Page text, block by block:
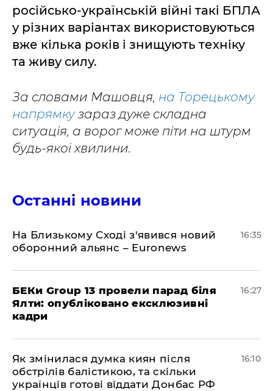
російсько-українській війні такі БПЛА
у різних варіантах використовуються
вже кілька років і знищують техніку
та живу силу.
За словами Машовця, на Торецькому
напрямкузараз дуже складна
ситуація, а ворог може піти на штурм
будь-якої хвилини.
Останні новини
На Близькому Сході з'явився новий
оборонний альянс – Euronews
16:35
БЕКи Group 13 провели парад біля
Ялти: опубліковано ексклюзивні
кадри
16:27
Як змінилася думка киян після
обстрілів балістикою, та скільки
українців готові віддати Донбас РФ
16:10